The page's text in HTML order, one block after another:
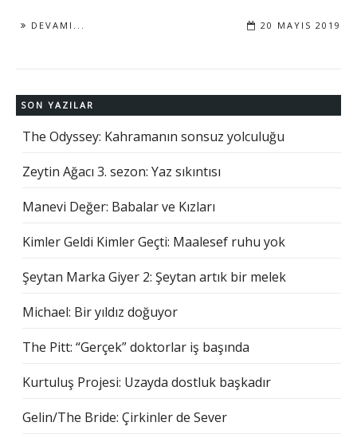
DEVAMI... 20 MAYIS 2019
SON YAZILAR
The Odyssey: Kahramanın sonsuz yolculuğu
Zeytin Ağacı 3. sezon: Yaz sıkıntısı
Manevi Değer: Babalar ve Kızları
Kimler Geldi Kimler Geçti: Maalesef ruhu yok
Şeytan Marka Giyer 2: Şeytan artık bir melek
Michael: Bir yıldız doğuyor
The Pitt: “Gerçek” doktorlar iş başında
Kurtuluş Projesi: Uzayda dostluk başkadır
Gelin/The Bride: Çirkinler de Sever